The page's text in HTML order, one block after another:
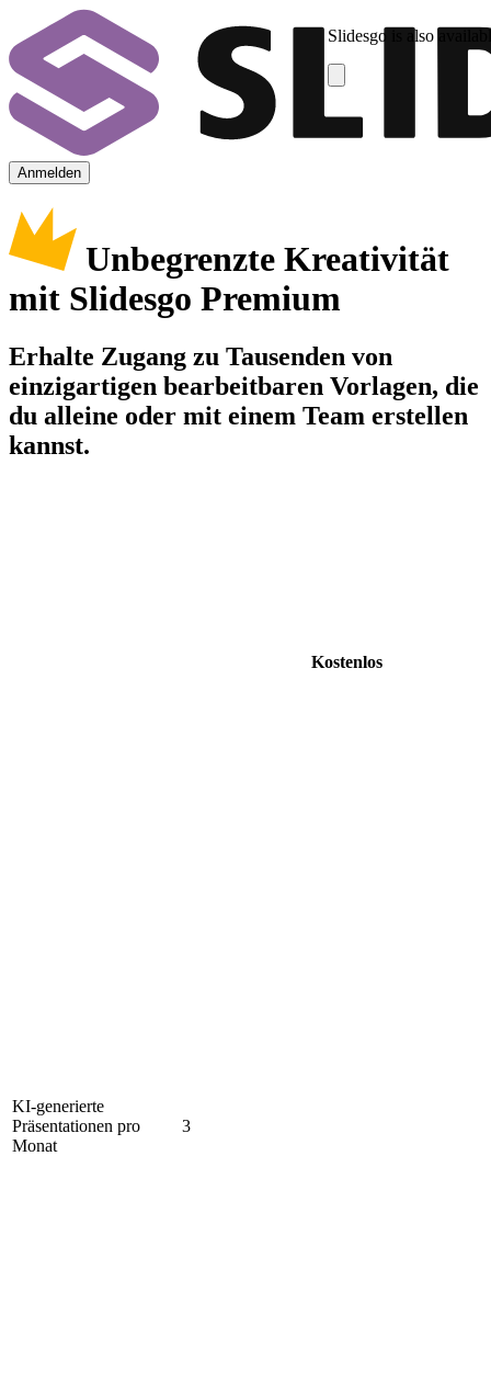
Slidesgo is also
Anmelden
Unbegrenzte Kreativität
mit Slidesgo Premium
Erhalte Zugang zu Tausenden von
einzigartigen bearbeitbaren Vorlagen, die
du alleine oder mit einem Team erstellen
kannst.
Kostenlos
KI-generierte
Präsentationen pro
Monat
3